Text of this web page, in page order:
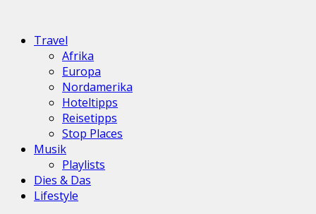
Travel
Afrika
Europa
Nordamerika
Hoteltipps
Reisetipps
Stop Places
Musik
Playlists
Dies & Das
Lifestyle